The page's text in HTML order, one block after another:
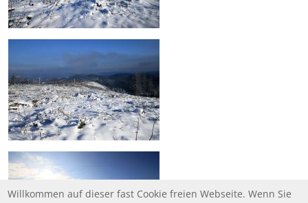
Willkommen auf dieser fast Cookie freien Webseite. Wenn Sie